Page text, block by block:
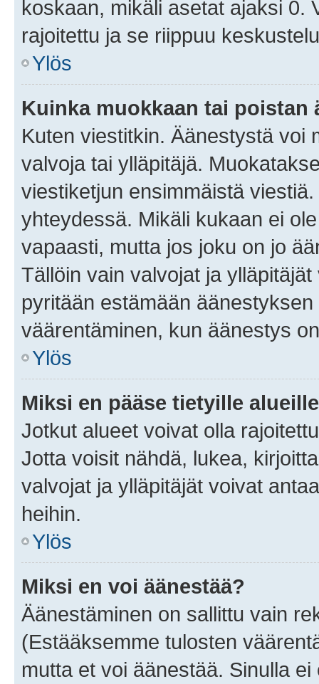
koskaan, mikäli asetat ajaksi 0.
rajoitettu ja se riippuu
Ylös
Kuinka muokkaan tai poistan
Kuten viestitkin. Äänestystä voi
valvoja tai ylläpitäjä.
viestiketjun ensimmäistä
yhteydessä. Mikäli kukaan ei
vapaasti, mutta jos joku on jo
Tällöin vain valvojat ja
pyritään estämään
väärentäminen, kun äänestys
Ylös
Miksi en pääse tietyille
Jotkut alueet voivat olla
Jotta voisit nähdä, lukea,
valvojat ja ylläpitäjät voivat
heihin.
Ylös
Miksi en voi äänestää?
Äänestäminen on sallittu vain
(Estääksemme tulosten
mutta et voi äänestää. Sinulla